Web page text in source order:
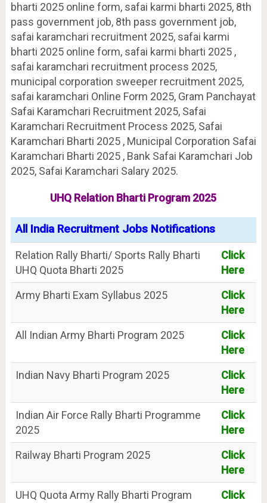
bharti 2025 online form, safai karmi bharti 2025, 8th
pass government job, 8th pass government job,
safai karamchari recruitment 2025, safai karmi
bharti 2025 online form, safai karmi bharti 2025 ,
safai karamchari recruitment process 2025,
municipal corporation sweeper recruitment 2025,
safai karamchari Online Form 2025, Gram Panchayat
Safai Karamchari Recruitment 2025, Safai
Karamchari Recruitment Process 2025, Safai
Karamchari Bharti 2025 , Municipal Corporation Safai
Karamchari Bharti 2025 , Bank Safai Karamchari Job
2025, Safai Karamchari Salary 2025.
UHQ Relation Bharti Program 2025
All India Recruitment Jobs Notifications
Relation Rally Bharti/ Sports Rally Bharti
UHQ Quota Bharti 2025
Click
Here
Army Bharti Exam Syllabus 2025
Click
Here
All Indian Army Bharti Program 2025
Click
Here
Indian Navy Bharti Program 2025
Click
Here
Indian Air Force Rally Bharti Programme
2025
Click
Here
Railway Bharti Program 2025
Click
Here
UHQ Quota Army Rally Bharti Program
Click